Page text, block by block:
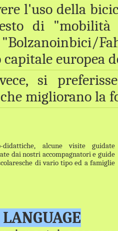
l'uso della
di "mobilità
capitale europea
si
migliorano la
alcune visite guidate
dai nostri accompagnatori e guide
di vario tipo ed a famiglie